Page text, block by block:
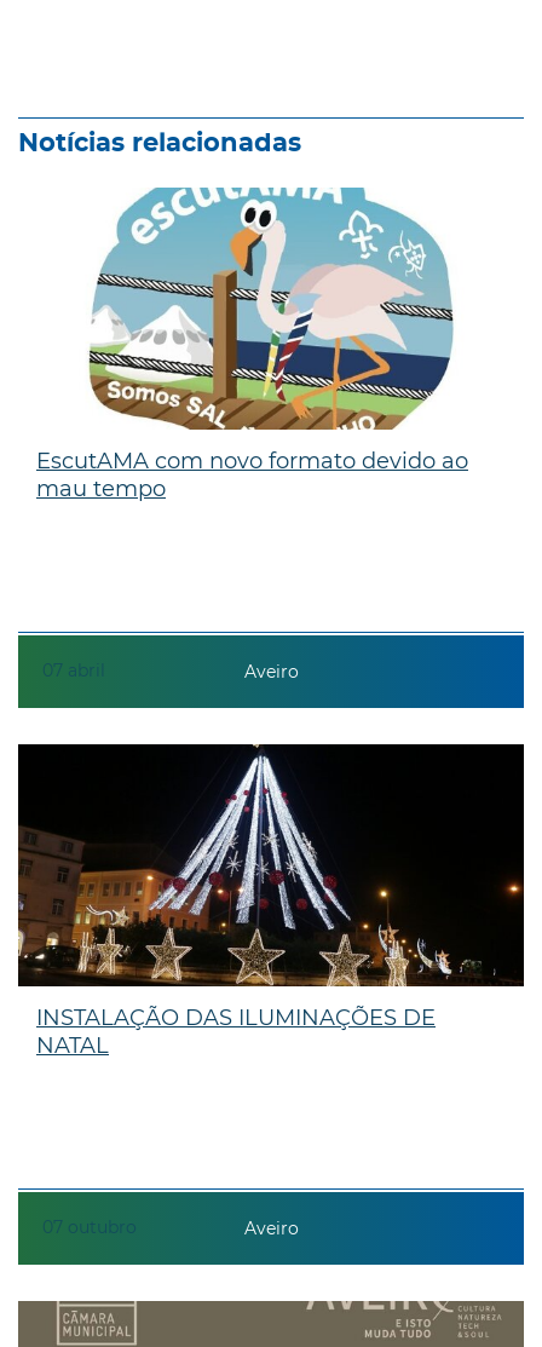
Notícias relacionadas
07 abril
EscutAMA com novo formato devido ao
mau tempo
Aveiro
07 outubro
INSTALAÇÃO DAS ILUMINAÇÕES DE
NATAL
Aveiro